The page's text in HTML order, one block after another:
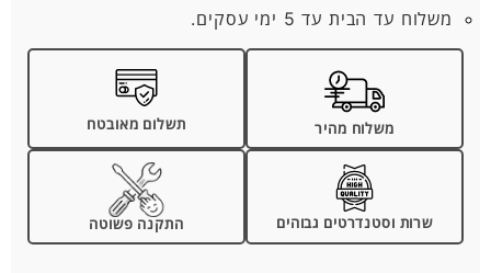
משלוח עד הבית עד 5 ימי עסקים.
משלוח מהיר תשלום מאובטח
שרות וסטנדרטים גבוהים התקנה פשוטה